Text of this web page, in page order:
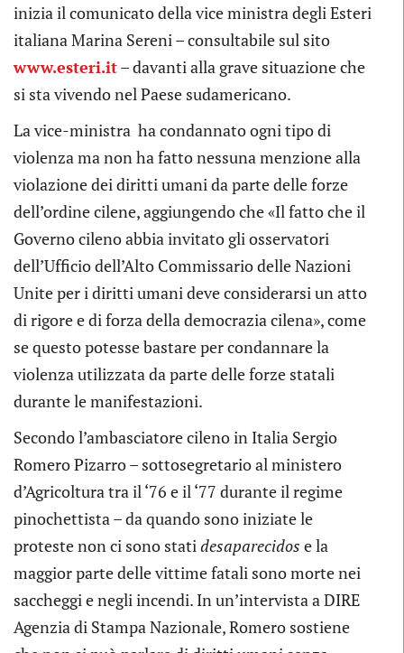
inizia il comunicato della vice ministra degli Esteri
italiana Marina Sereni – consultabile sul sito
www.esteri.it– davanti alla grave situazione che
si sta vivendo nel Paese sudamericano.
La vice-ministra ha condannato ogni tipo di
violenza ma non ha fatto nessuna menzione alla
violazione dei diritti umani da parte delle forze
dell’ordine cilene, aggiungendo che «Il fatto che il
Governo cileno abbia invitato gli osservatori
dell’Ufficio dell’Alto Commissario delle Nazioni
Unite per i diritti umani deve considerarsi un atto
di rigore e di forza della democrazia cilena», come
se questo potesse bastare per condannare la
violenza utilizzata da parte delle forze statali
durante le manifestazioni.
Secondo l’ambasciatore cileno in Italia Sergio
Romero Pizarro – sottosegretario al ministero
d’Agricoltura tra il ‘76 e il ‘77 durante il regime
pinochettista – da quando sono iniziate le
proteste non ci sono statidesaparecidos e la
maggior parte delle vittime fatali sono morte nei
saccheggi e negli incendi. In un’intervista a DIRE
Agenzia di Stampa Nazionale, Romero sostiene